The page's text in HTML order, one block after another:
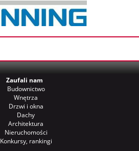
Zaufali nam
Budownictwo
Wnętrza
Drzwi i okna
Dachy
Architektura
Nieruchomości
Konkursy, rankingi